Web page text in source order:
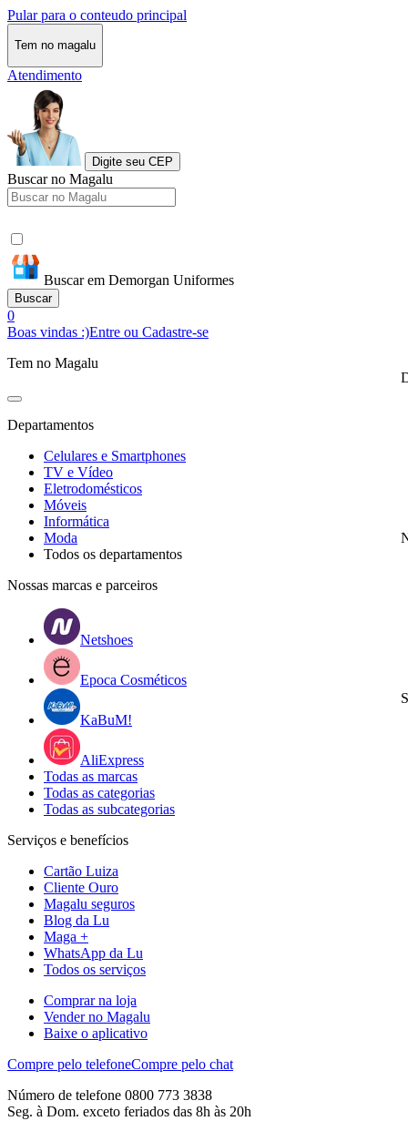
Pular para o conteudo principal
Tem no magalu
Atendimento
Digite seu CEP
Buscar no Magalu
Buscar em Demorgan Uniformes
Buscar
0
Boas vindas :)Entre ou Cadastre-se
Tem no Magalu
Departamentos
Celulares e Smartphones
TV e Vídeo
Eletrodomésticos
Móveis
Informática
Moda
Todos os departamentos
Nossas marcas e parceiros
Netshoes
Epoca Cosméticos
KaBuM!
AliExpress
Todas as marcas
Todas as categorias
Todas as subcategorias
Serviços e benefícios
Cartão Luiza
Cliente Ouro
Magalu seguros
Blog da Lu
Maga +
WhatsApp da Lu
Todos os serviços
Comprar na loja
Vender no Magalu
Baixe o aplicativo
Compre pelo telefoneCompre pelo chat
Número de telefone 0800 773 3838
Seg. à Dom. exceto feriados das 8h às 20h